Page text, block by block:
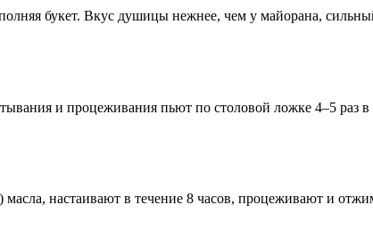
букет. Вкус душицы нежнее, чем у майорана,
и процеживания пьют по столовой ложке 4–5 раз в
масла, настаивают в течение 8 часов, процеживают и